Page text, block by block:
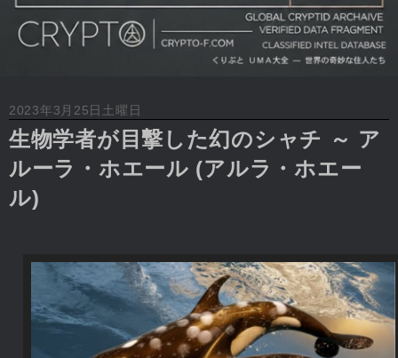
2023年3月25日土曜日
生物学者が目撃した幻のシャチ ～ ア
ルーラ・ホエール (アルラ・ホエー
ル)